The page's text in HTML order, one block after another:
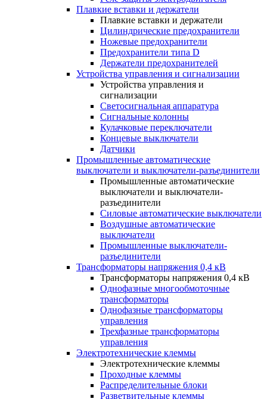
Плавкие вставки и держатели
Плавкие вставки и держатели
Цилиндрические предохранители
Ножевые предохранители
Предохранители типа D
Держатели предохранителей
Устройства управления и сигнализации
Устройства управления и
сигнализации
Светосигнальная аппаратура
Сигнальные колонны
Кулачковые переключатели
Концевые выключатели
Датчики
Промышленные автоматические
выключатели и выключатели-разъединители
Промышленные автоматические
выключатели и выключатели-
разъединители
Силовые автоматические выключатели
Воздушные автоматические
выключатели
Промышленные выключатели-
разъединители
Трансформаторы напряжения 0,4 кВ
Трансформаторы напряжения 0,4 кВ
Однофазные многообмоточные
трансформаторы
Однофазные трансформаторы
управления
Трехфазные трансформаторы
управления
Электротехнические клеммы
Электротехнические клеммы
Проходные клеммы
Распределительные блоки
Разветвительные клеммы